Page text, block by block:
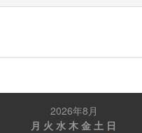
2026年8月
月 火 水 木 金 土 日